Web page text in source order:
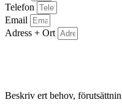
Telefon
Email
Adress + Ort
Beskriv ert behov,